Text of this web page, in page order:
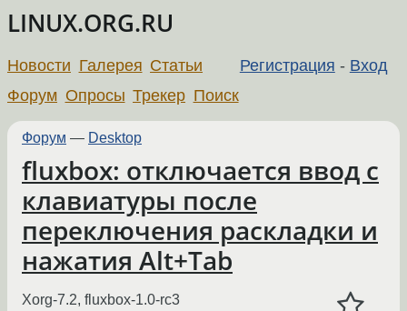
LINUX.ORG.RU
Регистрация - Вход
Новости Галерея Статьи
Форум Опросы Трекер Поиск
Форум — Desktop
fluxbox: отключается ввод с
клавиатуры после
переключения раскладки и
нажатия Alt+Tab
Xorg-7.2, fluxbox-1.0-rc3